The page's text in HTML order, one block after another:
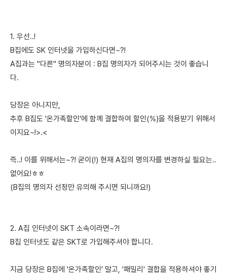
1. 우선..!
B집에도 SK 인터넷을 가입하신다면~?!
A집과는 "다른" 명의자분이 : B집 명의자가 되어주시는 것이 좋습니
다.
당장은 아니지만,
추후 B집도 '온가족할인'에 함께 결합하여 할인(%)을 적용받기 위해서
이지요~!>.<
즉..! 이를 위해서는~?! 굳이(!) 현재 A집의 명의자를 변경하실 필요는..
없어요!ㅎㅎ
(B집의 명의자 선정만 유의해 주시면 되니까요!)
2. A집 인터넷이 SKT 소속이라면~?!
B집 인터넷도 같은 SKT로 가입해주셔야 합니다.
지금 당장은 B집에 '온가족할인' 말고, '패밀리' 결합을 적용하셔야 좋기